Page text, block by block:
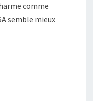
comme
semble mieux